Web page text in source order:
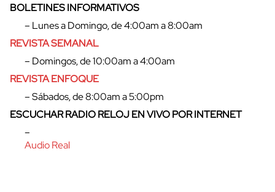
BOLETINES INFORMATIVOS
– Lunes a Domingo, de 4:00am a 8:00am
REVISTA SEMANAL
– Domingos, de 10:00am a 4:00am
REVISTA ENFOQUE
– Sábados, de 8:00am a 5:00pm
ESCUCHAR RADIO RELOJ EN VIVO POR INTERNET
–
Audio Real